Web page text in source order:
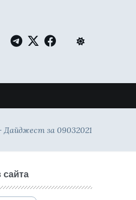
за 09032021